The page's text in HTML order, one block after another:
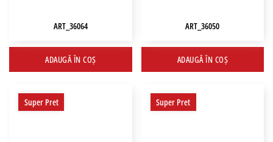
ART_36064
ADAUGĂ ÎN COȘ
ART_36050
ADAUGĂ ÎN COȘ
Super Pret Super Pret